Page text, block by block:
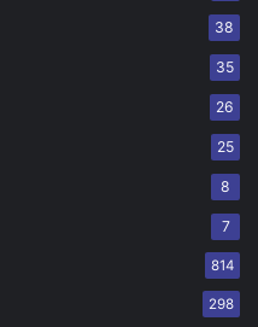
38
35
26
25
8
7
814
298